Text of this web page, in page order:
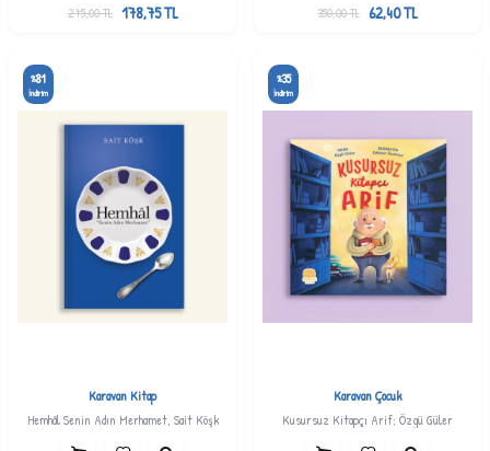
275,00TL 178,75TL 350,00TL 62,40TL
%81
İndirim
Karavan Kitap
Hemhâl Senin Adın Merhamet, Sait Köşk
%35
İndirim
Karavan Çocuk
Kusursuz Kitapçı Arif; Özgü Güler